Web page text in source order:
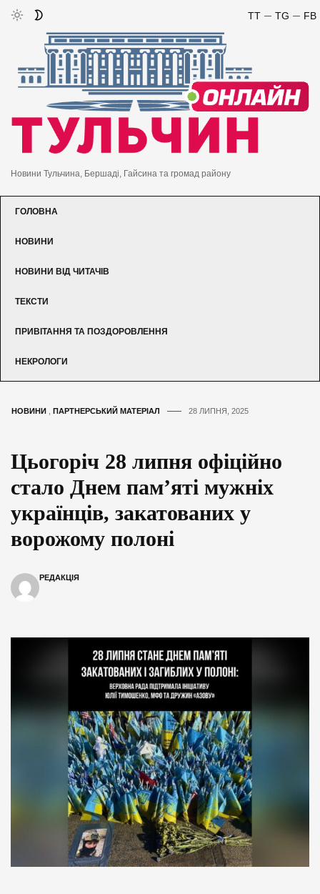
FB
TG
TT
Новини Тульчина, Бершаді, Гайсина та громад району
ГОЛОВНА
НОВИНИ
НОВИНИ ВІД ЧИТАЧІВ
ТЕКСТИ
ПРИВІТАННЯ ТА ПОЗДОРОВЛЕННЯ
НЕКРОЛОГИ
НОВИНИ ПАРТНЕРСЬКИЙ МАТЕРІАЛ 28 ЛИПНЯ, 2025
Цьогоріч 28 липня офіційно
стало Днем пам’яті мужніх
українців, закатованих у
ворожому полоні
РЕДАКЦІЯ